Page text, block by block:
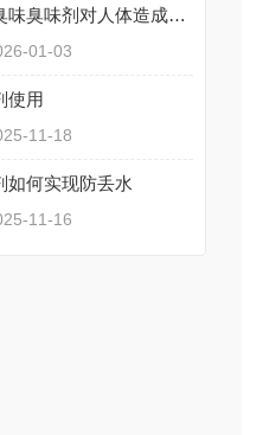
如何避免恶臭味臭味剂对人体造成伤害？
01-03
使用
11-18
如何实现防丢水
11-16